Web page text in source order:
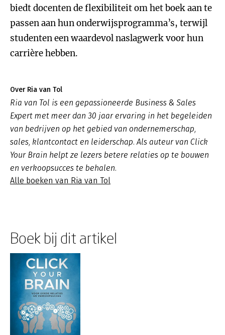
biedt docenten de flexibiliteit om het boek aan te
passen aan hun onderwijsprogramma’s, terwijl
studenten een waardevol naslagwerk voor hun
carrière hebben.
Over Ria van Tol
Ria van Tol is een gepassioneerde Business & Sales
Expert met meer dan 30 jaar ervaring in het begeleiden
van bedrijven op het gebied van ondernemerschap,
sales, klantcontact en leiderschap. Als auteur van Click
Your Brain helpt ze lezers betere relaties op te bouwen
en verkoopsucces te behalen.
Alle boeken van Ria van Tol
Boek bij dit artikel